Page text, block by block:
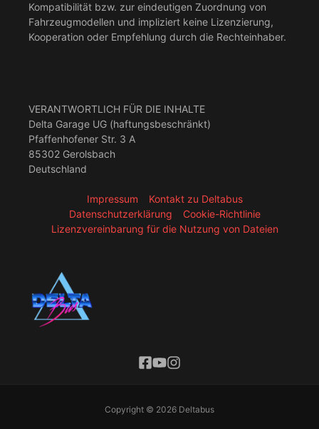
Kompatibilität bzw. zur eindeutigen Zuordnung von
Fahrzeugmodellen und impliziert keine Lizenzierung,
Kooperation oder Empfehlung durch die Rechteinhaber.
VERANTWORTLICH FÜR DIE INHALTE
Delta Garage UG (haftungsbeschränkt)
Pfaffenhofener Str. 3 A
85302 Gerolsbach
Deutschland
Impressum
Kontakt zu Deltabus
Datenschutzerklärung
Cookie-Richtlinie
Lizenzvereinbarung für die Nutzung von Dateien
Copyright © 2026 Deltabus